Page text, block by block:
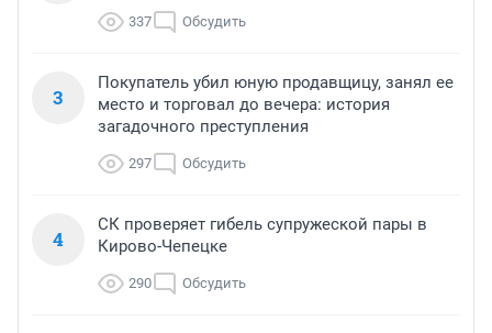
337 Обсудить
3
Покупатель убил юную продавщицу, занял ее
место и торговал до вечера: история
загадочного преступления
297 Обсудить
4
СК проверяет гибель супружеской пары в
Кирово-Чепецке
290 Обсудить